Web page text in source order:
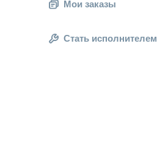
Мои заказы
Стать исполнителем